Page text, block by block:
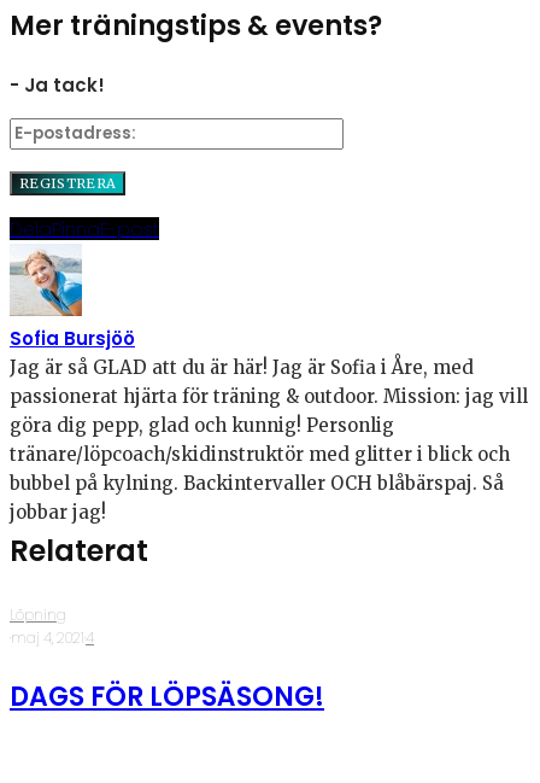
Mer träningstips & events?
- Ja tack!
DelaPinnaE-post
Sofia Bursjöö
Jag är så GLAD att du är här! Jag är Sofia i Åre, med
passionerat hjärta för träning & outdoor. Mission: jag vill
göra dig pepp, glad och kunnig! Personlig
tränare/löpcoach/skidinstruktör med glitter i blick och
bubbel på kylning. Backintervaller OCH blåbärspaj. Så
jobbar jag!
Relaterat
Löpning
·maj 4, 2021·4
DAGS FÖR LÖPSÄSONG!